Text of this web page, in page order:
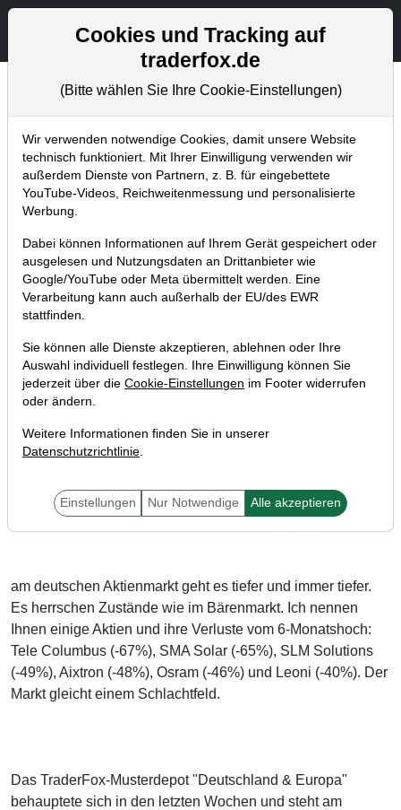
Aktien- und Artikelsuche
Tradingerfolge
Home Blog Tradingerfolge
Blutbad bei deutschen Aktien, aber
das TraderFox-Musterdepot steht am
Allzeithoch!
06.10.2018 um 13:54 Uhr | TraderFox GmbH
Liebe Trader,
am deutschen Aktienmarkt geht es tiefer und immer tiefer.
Es herrschen Zustände wie im Bärenmarkt. Ich nennen
Ihnen einige Aktien und ihre Verluste vom 6-Monatshoch:
Tele Columbus (-67%), SMA Solar (-65%), SLM Solutions
(-49%), Aixtron (-48%), Osram (-46%) und Leoni (-40%). Der
Markt gleicht einem Schlachtfeld.
Das TraderFox-Musterdepot "Deutschland & Europa"
behauptete sich in den letzten Wochen und steht am
Cookies und Tracking auf
traderfox.de
(Bitte wählen Sie Ihre Cookie-Einstellungen)
Wir verwenden notwendige Cookies, damit unsere Website
technisch funktioniert. Mit Ihrer Einwilligung verwenden wir
außerdem Dienste von Partnern, z. B. für eingebettete
YouTube-Videos, Reichweitenmessung und personalisierte
Werbung.
Dabei können Informationen auf Ihrem Gerät gespeichert oder
ausgelesen und Nutzungsdaten an Drittanbieter wie
Google/YouTube oder Meta übermittelt werden. Eine
Verarbeitung kann auch außerhalb der EU/des EWR
stattfinden.
Sie können alle Dienste akzeptieren, ablehnen oder Ihre
Auswahl individuell festlegen. Ihre Einwilligung können Sie
jederzeit über die Cookie-Einstellungen im Footer widerrufen
oder ändern.
Weitere Informationen finden Sie in unserer
Datenschutzrichtlinie.
Einstellungen Nur Notwendige Alle akzeptieren